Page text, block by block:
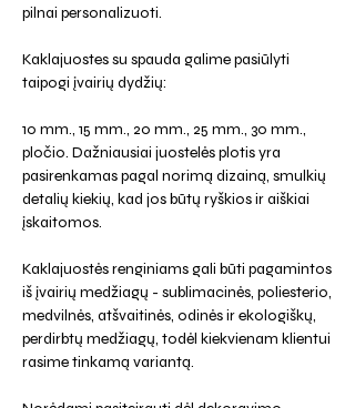
pilnai personalizuoti.
Kaklajuostes su spauda galime pasiūlyti
taipogi įvairių dydžių:
10 mm., 15 mm., 20 mm., 25 mm., 30 mm.,
pločio. Dažniausiai juostelės plotis yra
pasirenkamas pagal norimą dizainą, smulkių
detalių kiekių, kad jos būtų ryškios ir aiškiai
įskaitomos.
Kaklajuostės renginiams gali būti pagamintos
iš įvairių medžiagų - sublimacinės, poliesterio,
medvilnės, atšvaitinės, odinės ir ekologiškų,
perdirbtų medžiagų, todėl kiekvienam klientui
rasime tinkamą variantą.